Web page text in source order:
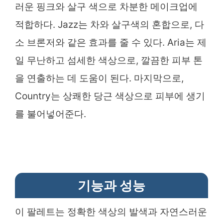
러운 핑크와 살구 색으로 차분한 메이크업에
적합하다. Jazz는 차와 살구색의 혼합으로, 다
소 브론저와 같은 효과를 줄 수 있다. Aria는 제
일 무난하고 섬세한 색상으로, 깔끔한 피부 톤
을 연출하는 데 도움이 된다. 마지막으로,
Country는 상쾌한 당근 색상으로 피부에 생기
를 불어넣어준다.
기능과 성능
이 팔레트는 정확한 색상의 발색과 자연스러운